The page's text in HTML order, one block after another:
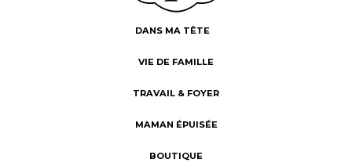
DANS MA TÊTE
VIE DE FAMILLE
TRAVAIL & FOYER
MAMAN ÉPUISÉE
BOUTIQUE